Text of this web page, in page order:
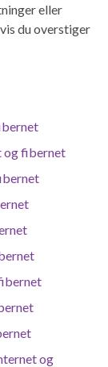
eller
du overstiger
og fibernet
og